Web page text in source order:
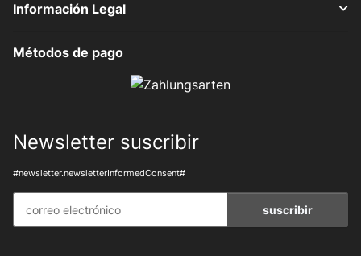
Información Legal
Métodos de pago
Newsletter suscribir
#newsletter.newsletterInformedConsent#
suscribir